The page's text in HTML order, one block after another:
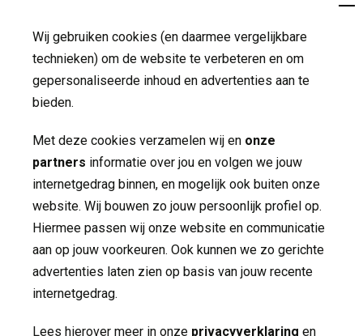
Wij gebruiken cookies (en daarmee vergelijkbare
technieken) om de website te verbeteren en om
gepersonaliseerde inhoud en advertenties aan te
bieden.
Met deze cookies verzamelen wij en onze
partners informatie over jou en volgen we jouw
internetgedrag binnen, en mogelijk ook buiten onze
website. Wij bouwen zo jouw persoonlijk profiel op.
Hiermee passen wij onze website en communicatie
aan op jouw voorkeuren. Ook kunnen we zo gerichte
advertenties laten zien op basis van jouw recente
internetgedrag.
Lees hierover meer in onze privacyverklaring en
Nieuws
Contact
Volg ons op